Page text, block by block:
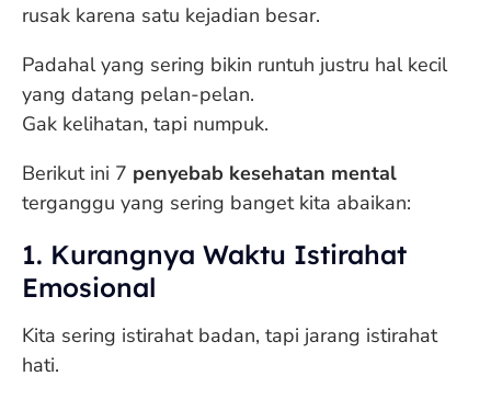
rusak karena satu kejadian besar.
Padahal yang sering bikin runtuh justru hal kecil
yang datang pelan-pelan.
Gak kelihatan, tapi numpuk.
Berikut ini 7 penyebab kesehatan mental
terganggu yang sering banget kita abaikan:
1. Kurangnya Waktu Istirahat
Emosional
Kita sering istirahat badan, tapi jarang istirahat
hati.